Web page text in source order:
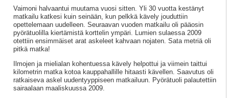
Vaimoni halvaantui muutama vuosi sitten. Yli 30 vuotta kestänyt
matkailu katkesi kuin seinään, kun pelkkä kävely jouduttiin
opettelemaan uudelleen. Seuraavan vuoden matkailu oli pääosin
pyörätuolilla kiertämistä korttelin ympäri. Lumien sulaessa 2009
otettiin ensimmäiset arat askeleet kahvaan nojaten. Sata metriä oli
pitkä matka!
Ilmojen ja mielialan kohentuessa kävely helpottui ja viimein taittui
kilometrin matka kotoa kauppahallille hitaasti kävellen. Saavutus oli
ratkaiseva askel uudentyyppiseen matkailuun. Pyörätuoli palautettiin
sairaalaan maaliskuussa 2009.